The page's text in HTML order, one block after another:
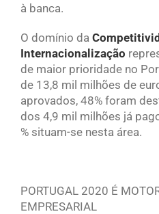
à banca.
O domínio da
Internacionalização
de maior prioridade no
de 13,8 mil milhões de
aprovados, 48% foram
dos 4,9 mil milhões já
% situam-se nesta área.
PORTUGAL 2020 É
EMPRESARIAL